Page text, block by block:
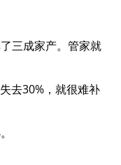
三成家产。管家就
去30%，就很难补